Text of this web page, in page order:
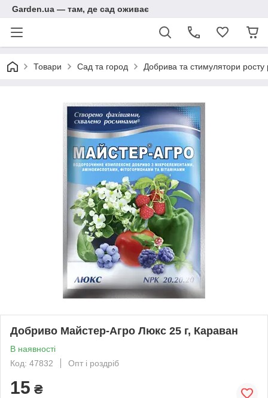
Garden.ua — там, де сад оживає
Товари Сад та город Добрива та стимулятори росту
Добриво Майстер-Агро Люкс 25 г, Караван
В наявності
Код: 47832
Опт і роздріб
15 ₴